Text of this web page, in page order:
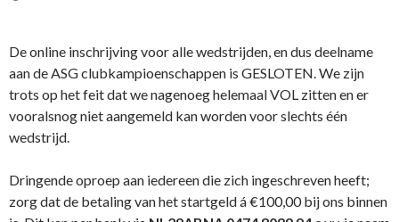
De online inschrijving voor alle wedstrijden, en dus deelname
aan de ASG clubkampioenschappen is GESLOTEN. We zijn
trots op het feit dat we nagenoeg helemaal VOL zitten en er
vooralsnog niet aangemeld kan worden voor slechts één
wedstrijd.
Dringende oproep aan iedereen die zich ingeschreven heeft;
zorg dat de betaling van het startgeld á €100,00 bij ons binnen